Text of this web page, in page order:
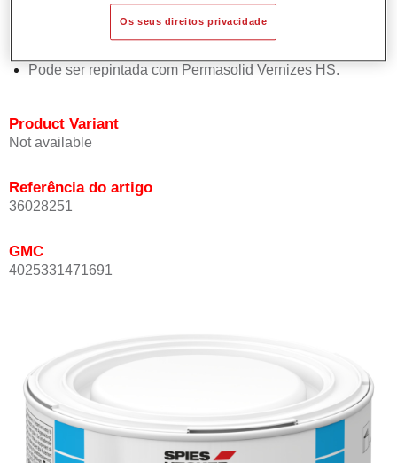
Oferece boa estabilidade vertical.
Pode ser repintada com Permasolid Vernizes HS.
Product Variant
Not available
Referência do artigo
36028251
GMC
4025331471691
Os seus direitos privacidade